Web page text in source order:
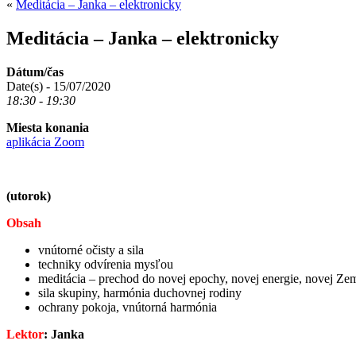
« Meditácia – Janka – elektronicky
Meditácia – Janka – elektronicky
Dátum/čas
Date(s) - 15/07/2020
18:30 - 19:30
Miesta konania
aplikácia Zoom
(utorok)
Obsah
vnútorné očisty a sila
techniky odvírenia mysľou
meditácia – prechod do novej epochy, novej energie, novej
sila skupiny, harmónia duchovnej rodiny
ochrany pokoja, vnútorná harmónia
Lektor: Janka